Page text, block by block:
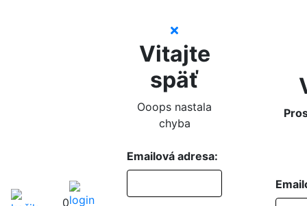
0
Vitajte
späť
Ooops nastala
chyba
Emailová adresa: